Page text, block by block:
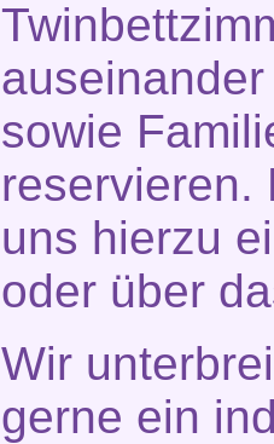
sowie
reservieren.
uns hierzu
oder über
Wir
gerne ein